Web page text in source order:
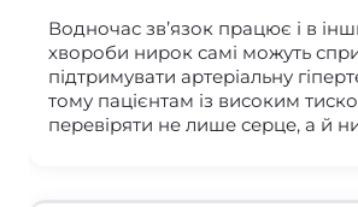
Водночас зв’язок працює і в
хвороби нирок самі можуть
підтримувати артеріальну
тому пацієнтам із високим
перевіряти не лише серце, а й